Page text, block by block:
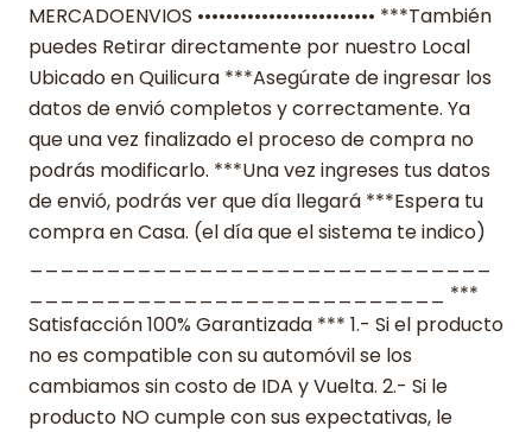
MERCADOENVIOS ••••••••••••••••••••••••• ***También
puedes Retirar directamente por nuestro Local
Ubicado en Quilicura ***Asegúrate de ingresar los
datos de envió completos y correctamente. Ya
que una vez finalizado el proceso de compra no
podrás modificarlo. ***Una vez ingreses tus datos
de envió, podrás ver que día llegará ***Espera tu
compra en Casa. (el día que el sistema te indico)
___________________________ ***
Satisfacción 100% Garantizada *** 1.- Si el producto
no es compatible con su automóvil se los
cambiamos sin costo de IDA y Vuelta. 2.- Si le
producto NO cumple con sus expectativas, le